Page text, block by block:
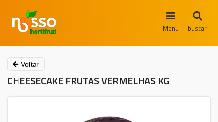
Menu buscar
Voltar
CHEESECAKE FRUTAS VERMELHAS KG